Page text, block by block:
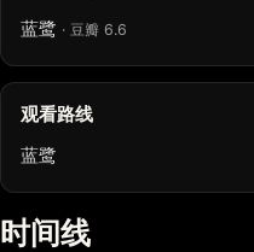
蓝鹭 · 豆瓣 6.6
观看路线
蓝鹭
时间线